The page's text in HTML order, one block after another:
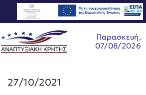
Παρασκευή,
07/08/2026
27/10/2021